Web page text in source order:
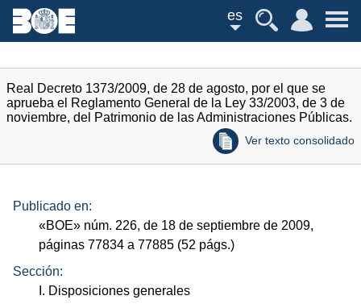
es
Real Decreto 1373/2009, de 28 de agosto, por el que se
aprueba el Reglamento General de la Ley 33/2003, de 3 de
noviembre, del Patrimonio de las Administraciones Públicas.
Ver texto consolidado
Publicado en:
«BOE» núm. 226, de 18 de septiembre de 2009,
páginas 77834 a 77885 (52 págs.)
Sección:
I. Disposiciones generales